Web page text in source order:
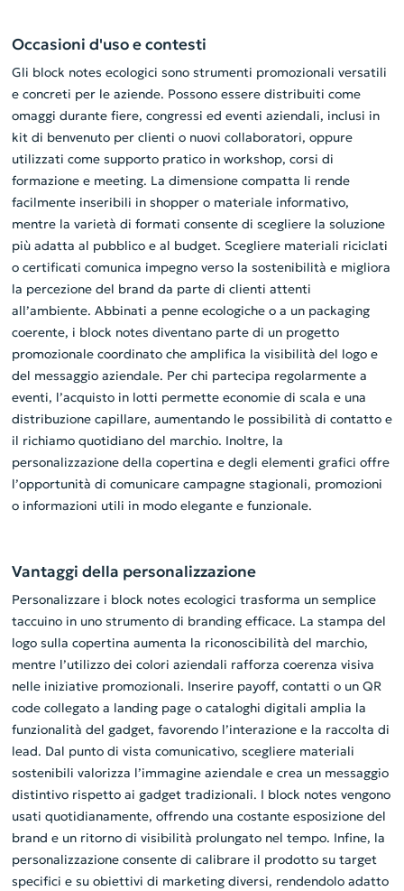
Occasioni d'uso e contesti
Gli block notes ecologici sono strumenti promozionali versatili
e concreti per le aziende. Possono essere distribuiti come
omaggi durante fiere, congressi ed eventi aziendali, inclusi in
kit di benvenuto per clienti o nuovi collaboratori, oppure
utilizzati come supporto pratico in workshop, corsi di
formazione e meeting. La dimensione compatta li rende
facilmente inseribili in shopper o materiale informativo,
mentre la varietà di formati consente di scegliere la soluzione
più adatta al pubblico e al budget. Scegliere materiali riciclati
o certificati comunica impegno verso la sostenibilità e migliora
la percezione del brand da parte di clienti attenti
all’ambiente. Abbinati a penne ecologiche o a un packaging
coerente, i block notes diventano parte di un progetto
promozionale coordinato che amplifica la visibilità del logo e
del messaggio aziendale. Per chi partecipa regolarmente a
eventi, l’acquisto in lotti permette economie di scala e una
distribuzione capillare, aumentando le possibilità di contatto e
il richiamo quotidiano del marchio. Inoltre, la
personalizzazione della copertina e degli elementi grafici offre
l’opportunità di comunicare campagne stagionali, promozioni
o informazioni utili in modo elegante e funzionale.
Vantaggi della personalizzazione
Personalizzare i block notes ecologici trasforma un semplice
taccuino in uno strumento di branding efficace. La stampa del
logo sulla copertina aumenta la riconoscibilità del marchio,
mentre l’utilizzo dei colori aziendali rafforza coerenza visiva
nelle iniziative promozionali. Inserire payoff, contatti o un QR
code collegato a landing page o cataloghi digitali amplia la
funzionalità del gadget, favorendo l’interazione e la raccolta di
lead. Dal punto di vista comunicativo, scegliere materiali
sostenibili valorizza l’immagine aziendale e crea un messaggio
distintivo rispetto ai gadget tradizionali. I block notes vengono
usati quotidianamente, offrendo una costante esposizione del
brand e un ritorno di visibilità prolungato nel tempo. Infine, la
personalizzazione consente di calibrare il prodotto su target
specifici e su obiettivi di marketing diversi, rendendolo adatto